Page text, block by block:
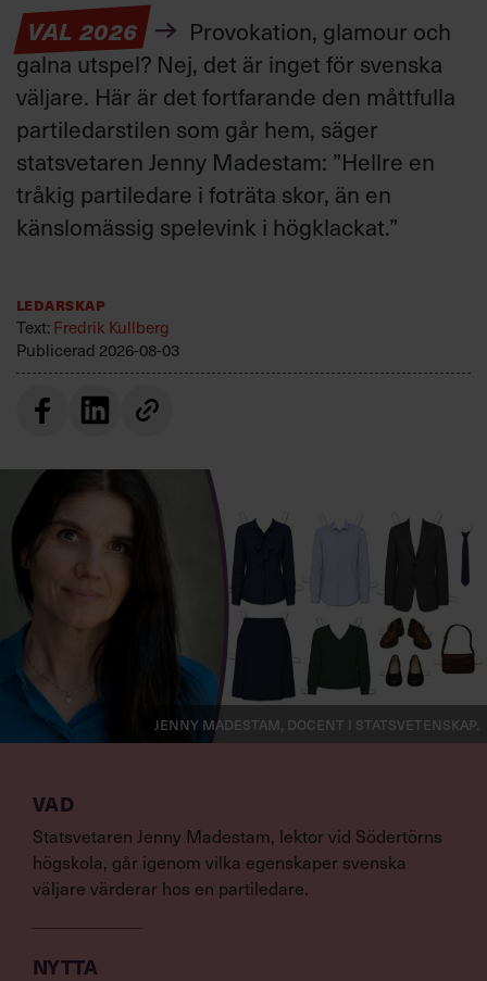
VAL 2026
Provokation, glamour och
galna utspel? Nej, det är inget för svenska
väljare. Här är det fortfarande den måttfulla
partiledarstilen som går hem, säger
statsvetaren Jenny Madestam: ”Hellre en
tråkig partiledare i foträta skor, än en
känslomässig spelevink i högklackat.”
Ledarskap
Text: Fredrik Kullberg
Publicerad 2026-08-03
VAD
Statsvetaren Jenny Madestam, lektor vid Södertörns
högskola, går igenom vilka egenskaper svenska
väljare värderar hos en partiledare.
NYTTA
Jenny Madestam, docent i statsvetenskap.